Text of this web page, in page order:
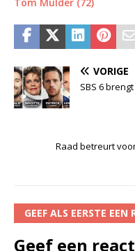
VORIGE
SBS 6
Raad betreurt
GEEF ALS EERSTE EEN
Geef een